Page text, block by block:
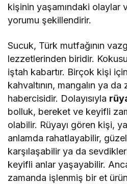
kişinin yaşamındaki olaylar
yorumu şekillendirir.
Sucuk, Türk mutfağının
lezzetlerinden biridir.
iştah kabartır. Birçok kişi
kahvaltının, mangalın ya
habercisidir. Dolayısıyla
bolluk, bereket ve keyifli
olabilir. Rüyayı gören kişi,
anlamda rahatlayabilir,
karşılaşabilir ya da
keyifli anlar yaşayabilir.
zamanda işlenmiş bir et